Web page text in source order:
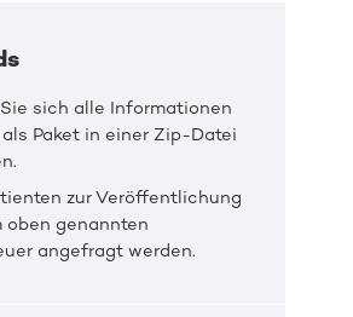
sich alle Informationen
Paket in einer Zip-Datei
zur Veröffentlichung
oben genannten
angefragt werden.